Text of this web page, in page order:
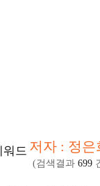
워드 저자 : 정은
(검색결과 699